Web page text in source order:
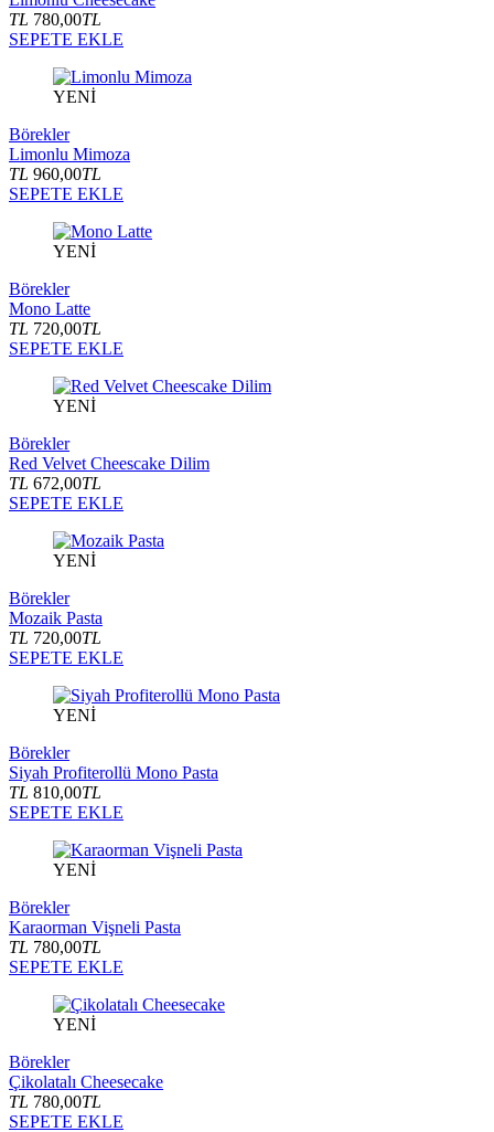
TL 780,00TL
SEPETE EKLE
YENİ
Börekler
Limonlu Mimoza
TL 960,00TL
SEPETE EKLE
YENİ
Börekler
Mono Latte
TL 720,00TL
SEPETE EKLE
YENİ
Börekler
Red Velvet Cheescake Dilim
TL 672,00TL
SEPETE EKLE
YENİ
Börekler
Mozaik Pasta
TL 720,00TL
SEPETE EKLE
YENİ
Börekler
Siyah Profiterollü Mono Pasta
TL 810,00TL
SEPETE EKLE
YENİ
Börekler
Karaorman Vişneli Pasta
TL 780,00TL
SEPETE EKLE
YENİ
Börekler
Çikolatalı Cheesecake
TL 780,00TL
SEPETE EKLE